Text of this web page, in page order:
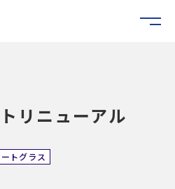
リニューアル
トグラス